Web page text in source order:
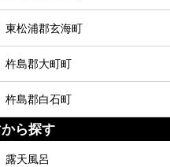
東松浦郡玄海町
杵島郡大町町
杵島郡白石町
ら探す
露天風呂